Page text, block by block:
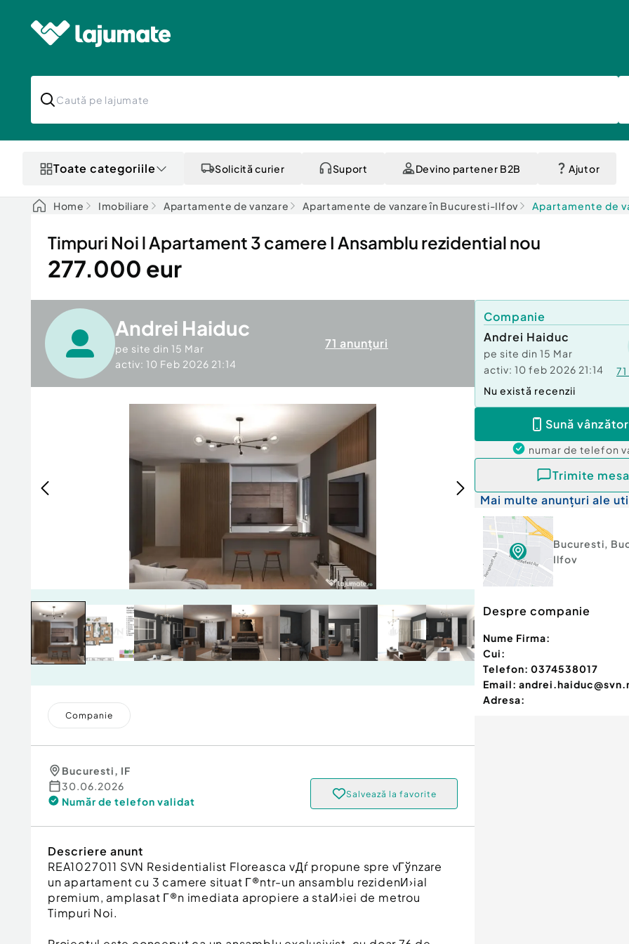
Toate categoriile Solicită curier Suport Devino partener B2B Ajutor
Home Imobiliare Apartamente de vanzare Apartamente de vanzare în Bucuresti-Ilfov Apartamente de
Timpuri Noi l Apartament 3 camere I Ansamblu rezidential nou
277.000 eur
Andrei Haiduc
pe site din 15 Mar
activ: 10 Feb 2026 21:14
71 anunțuri
Companie
Bucuresti, IF
30.06.2026
Număr de telefon validat
Salvează la favorite
Descriere anunt
REA1027011 SVN Residentialist Floreasca vДѓ propune spre vГўnzare
un apartament cu 3 camere situat Г®ntr-un ansamblu rezidenИ›ial
premium, amplasat Г®n imediata apropiere a staИ›iei de metrou
Timpuri Noi.
Companie
Andrei Haiduc
pe site din 15 Mar
activ: 10 feb 2026 21:14
71
Nu există recenzii
Sună
numar de telefon
Trimite
Mai multe anunțuri ale
Bucuresti,
Ilfov
Despre companie
Nume Firma:
Cui:
Telefon: 0374538017
Email:
Adresa: